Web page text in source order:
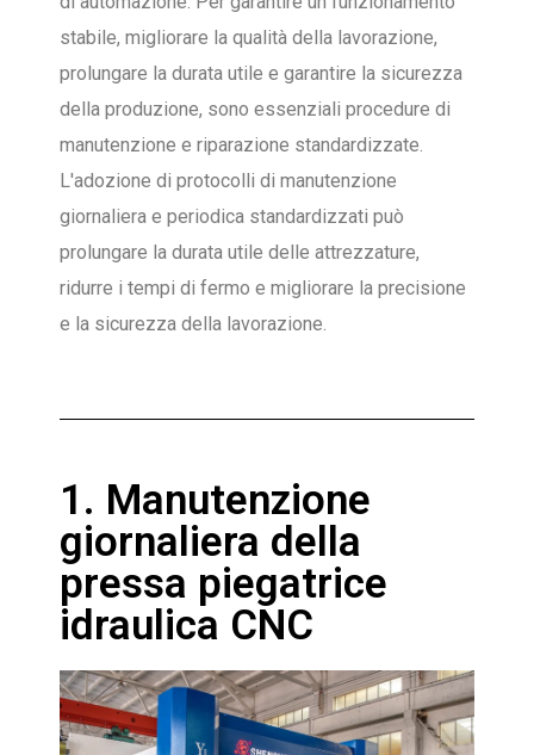
stabile, migliorare la qualità della lavorazione,
prolungare la durata utile e garantire la sicurezza
della produzione, sono essenziali procedure di
manutenzione e riparazione standardizzate.
L'adozione di protocolli di manutenzione
giornaliera e periodica standardizzati può
prolungare la durata utile delle attrezzature,
ridurre i tempi di fermo e migliorare la precisione
e la sicurezza della lavorazione.
1. Manutenzione
giornaliera della
pressa piegatrice
idraulica CNC